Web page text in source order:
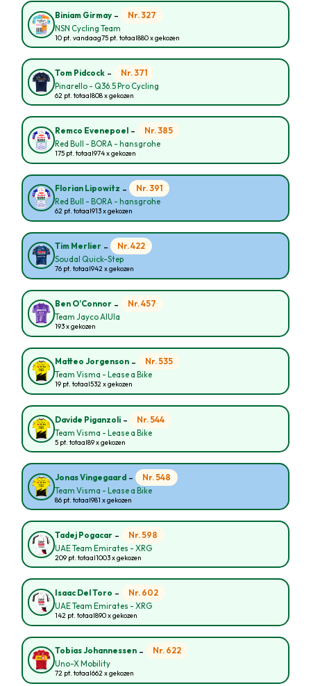
Biniam Girmay - Nr. 327
NSN Cycling Team
10 pt. vandaag75 pt. totaal880 x gekozen
Tom Pidcock - Nr. 371
Pinarello - Q36.5 Pro Cycling
62 pt. totaal808 x gekozen
Remco Evenepoel - Nr. 385
Red Bull - BORA - hansgrohe
175 pt. totaal974 x gekozen
Florian Lipowitz - Nr. 391
Red Bull - BORA - hansgrohe
62 pt. totaal913 x gekozen
Tim Merlier - Nr. 422
Soudal Quick-Step
76 pt. totaal942 x gekozen
Ben O’Connor - Nr. 457
Team Jayco AlUla
193 x gekozen
Matteo Jorgenson - Nr. 535
Team Visma - Lease a Bike
19 pt. totaal532 x gekozen
Davide Piganzoli - Nr. 544
Team Visma - Lease a Bike
5 pt. totaal89 x gekozen
Jonas Vingegaard - Nr. 548
Team Visma - Lease a Bike
86 pt. totaal981 x gekozen
Tadej Pogacar - Nr. 598
UAE Team Emirates - XRG
209 pt. totaal1003 x gekozen
Isaac Del Toro - Nr. 602
UAE Team Emirates - XRG
142 pt. totaal890 x gekozen
Tobias Johannessen - Nr. 622
Uno-X Mobility
72 pt. totaal662 x gekozen